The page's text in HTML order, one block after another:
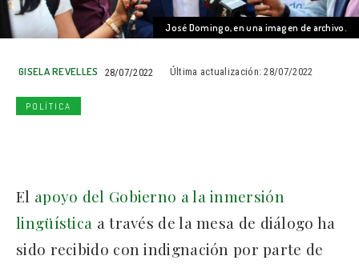
José Domingo, en una imagen de archivo.
GISELA REVELLES 28/07/2022 Última actualización: 28/07/2022
POLÍTICA
El apoyo del Gobierno a la inmersión
lingüística a través de la mesa de diálogo ha
sido recibido con indignación por parte de